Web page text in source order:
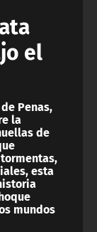
el
Penas,
la
de
esta
mundos